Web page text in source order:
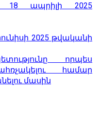
18 ապրիլի 2025
2025 թվականի
որպես
համար
մասին